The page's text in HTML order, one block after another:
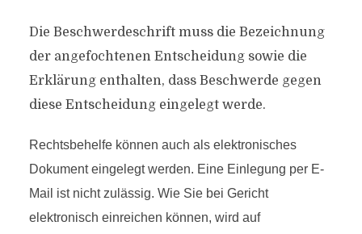
Die Beschwerdeschrift muss die Bezeichnung
der angefochtenen Entscheidung sowie die
Erklärung enthalten, dass Beschwerde gegen
diese Entscheidung eingelegt werde.
Rechtsbehelfe können auch als elektronisches
Dokument eingelegt werden. Eine Einlegung per E-
Mail ist nicht zulässig. Wie Sie bei Gericht
elektronisch einreichen können, wird auf